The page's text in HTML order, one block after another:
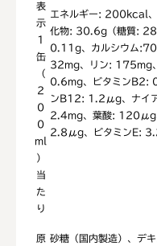
表
示
1
缶
（
2
0
0
ml
）
当
た
り
エネルギー: 200kcal
化物: 30.6g（糖質:
0.11g、カルシウム
32mg、リン: 175mg
0.6mg、ビタミンB2:
ンB12: 1.2μg、ナイ
2.4mg、葉酸: 120μg
2.8μg、ビタミンE:
原 砂糖（国内製造）、デ